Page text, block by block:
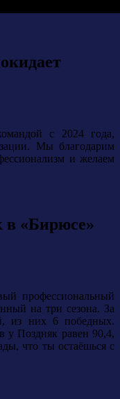
с 2024 года,
Мы благодарим
и желаем
в «Бирюсе»
профессиональный
на три сезона. За
из них 6 победных.
у Поздняк равен 90,4,
что ты остаёшься с